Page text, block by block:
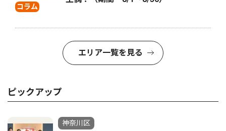
コラム
エリア一覧を見る
ピックアップ
神奈川区